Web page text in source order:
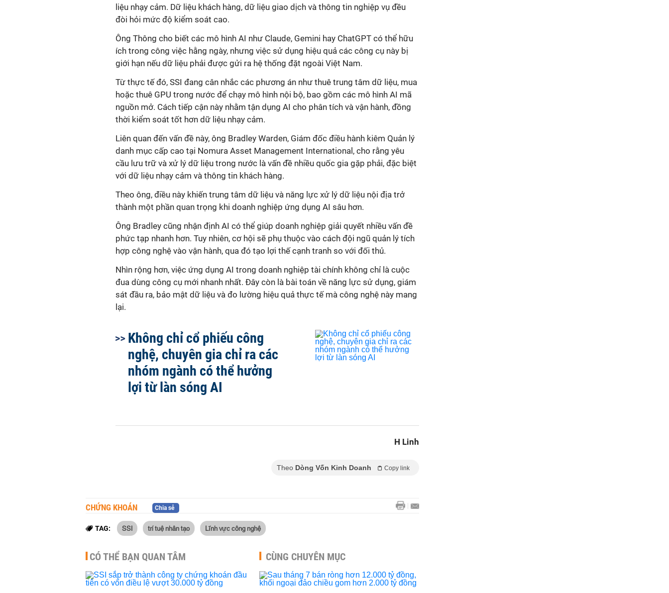
liệu nhạy cảm. Dữ liệu khách hàng, dữ liệu giao dịch và thông tin nghiệp vụ đều
đòi hỏi mức độ kiểm soát cao.
Ông Thông cho biết các mô hình AI như Claude, Gemini hay ChatGPT có thể hữu
ích trong công việc hằng ngày, nhưng việc sử dụng hiệu quả các công cụ này bị
giới hạn nếu dữ liệu phải được gửi ra hệ thống đặt ngoài Việt Nam.
Từ thực tế đó, SSI đang cân nhắc các phương án như thuê trung tâm dữ liệu, mua
hoặc thuê GPU trong nước để chạy mô hình nội bộ, bao gồm các mô hình AI mã
nguồn mở. Cách tiếp cận này nhằm tận dụng AI cho phân tích và vận hành, đồng
thời kiểm soát tốt hơn dữ liệu nhạy cảm.
Liên quan đến vấn đề này, ông Bradley Warden, Giám đốc điều hành kiêm Quản lý
danh mục cấp cao tại Nomura Asset Management International, cho rằng yêu
cầu lưu trữ và xử lý dữ liệu trong nước là vấn đề nhiều quốc gia gặp phải, đặc biệt
với dữ liệu nhạy cảm và thông tin khách hàng.
Theo ông, điều này khiến trung tâm dữ liệu và năng lực xử lý dữ liệu nội địa trở
thành một phần quan trọng khi doanh nghiệp ứng dụng AI sâu hơn.
Ông Bradley cũng nhận định AI có thể giúp doanh nghiệp giải quyết nhiều vấn đề
phức tạp nhanh hơn. Tuy nhiên, cơ hội sẽ phụ thuộc vào cách đội ngũ quản lý tích
hợp công nghệ vào vận hành, qua đó tạo lợi thế cạnh tranh so với đối thủ.
Nhìn rộng hơn, việc ứng dụng AI trong doanh nghiệp tài chính không chỉ là cuộc
đua dùng công cụ mới nhanh nhất. Đây còn là bài toán về năng lực sử dụng, giám
sát đầu ra, bảo mật dữ liệu và đo lường hiệu quả thực tế mà công nghệ này mang
lại.
Không chỉ cổ phiếu công
nghệ, chuyên gia chỉ ra các
nhóm ngành có thể hưởng
lợi từ làn sóng AI
H Linh
Theo Dòng Vốn Kinh Doanh Copy link
CHỨNG KHOÁN Chia sẻ
TAG: SSI trí tuệ nhân tạo Lĩnh vực công nghệ
CÓ THỂ BẠN QUAN TÂM CÙNG CHUYÊN MỤC